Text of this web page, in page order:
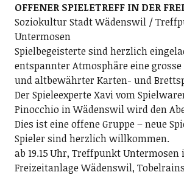
OFFENER SPIELETREFF IN DER
Soziokultur Stadt Wädenswil /
Untermosen
Spielbegeisterte sind herzlich
entspannter Atmosphäre eine
und altbewährter Karten- und
Der Spieleexperte Xavi vom
Pinocchio in Wädenswil wird den
Dies ist eine offene Gruppe – neue
Spieler sind herzlich willkommen.
ab 19.15 Uhr, Treffpunkt Untermosen
Freizeitanlage Wädenswil,